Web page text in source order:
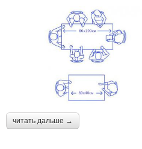
читать дальше →